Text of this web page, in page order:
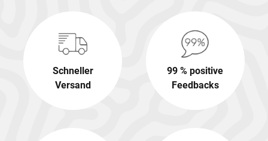
Schneller
Versand
99 % positive
Feedbacks